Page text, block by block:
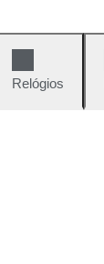
Relógios